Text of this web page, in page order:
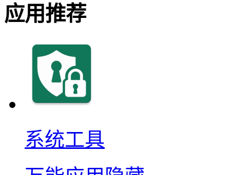
应用推荐
系统工具